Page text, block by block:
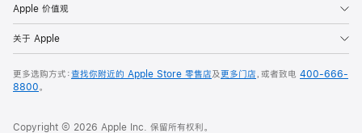
Apple 价值观
关于 Apple
更多选购方式：查找你附近的 Apple Store 零售店及更多门店，或者致电 400-666-
8800。
Copyright © 2026 Apple Inc. 保留所有权利。